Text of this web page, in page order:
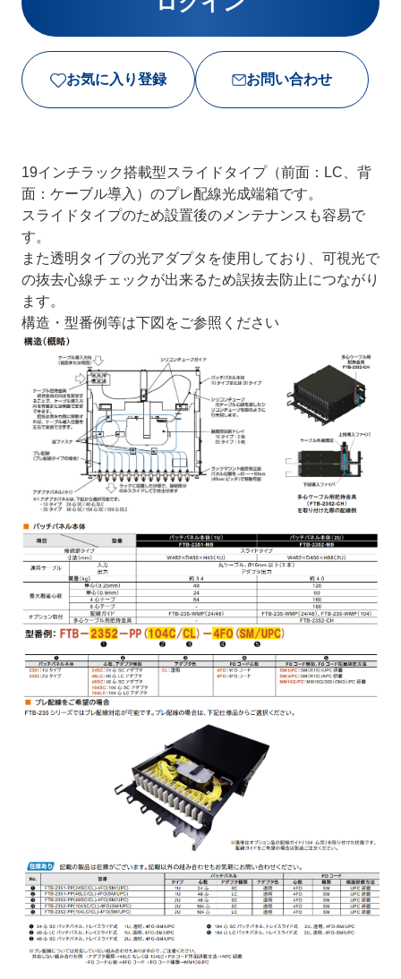
お気に入り登録 お問い合わせ
19インチラック搭載型スライドタイプ（前面：LC、背
面：ケーブル導入）のプレ配線光成端箱です。
スライドタイプのため設置後のメンテナンスも容易で
す。
また透明タイプの光アダプタを使用しており、可視光で
の抜去心線チェックが出来るため誤抜去防止につながり
ます。
構造・型番例等は下図をご参照ください